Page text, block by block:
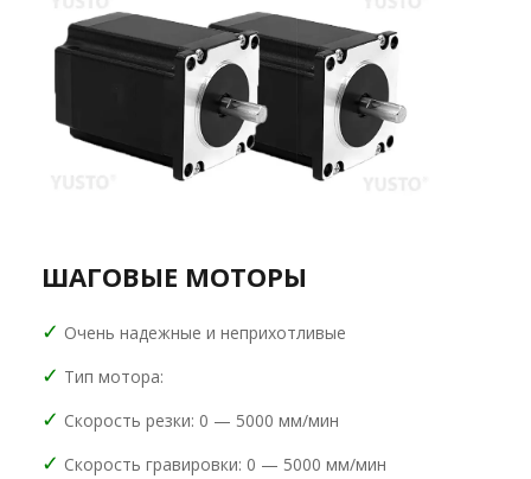
ШАГОВЫЕ МОТОРЫ
✓ Очень надежные и неприхотливые
✓ Тип мотора:
✓ Скорость резки: 0 — 5000 мм/мин
✓ Скорость гравировки: 0 — 5000 мм/мин